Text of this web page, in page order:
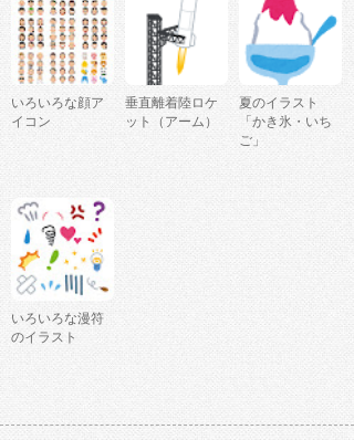
いろいろな顔ア
イコン
垂直離着陸ロケ
ット（アーム）
夏のイラスト
「かき氷・いち
ご」
いろいろな漫符
のイラスト